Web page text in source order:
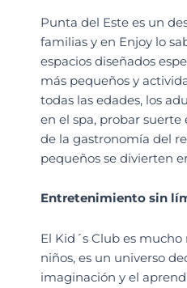
Punta del Este es un
familias y en Enjoy lo
espacios diseñados
más pequeños y
todas las edades, los
en el spa, probar
de la gastronomía del
pequeños se divierten
Entretenimiento sin
El Kid´s Club es
niños, es un universo
imaginación y el